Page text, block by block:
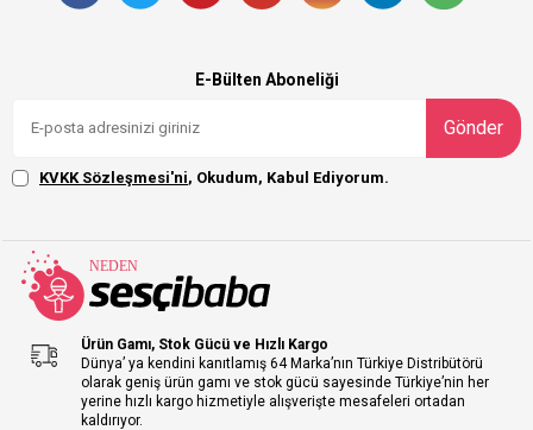
E-Bülten Aboneliği
Gönder
KVKK Sözleşmesi'ni, Okudum, Kabul Ediyorum.
Ürün Gamı, Stok Gücü ve Hızlı Kargo
Dünya’ ya kendini kanıtlamış 64 Marka’nın Türkiye Distribütörü
olarak geniş ürün gamı ve stok gücü sayesinde Türkiye’nin her
yerine hızlı kargo hizmetiyle alışverişte mesafeleri ortadan
kaldırıyor.